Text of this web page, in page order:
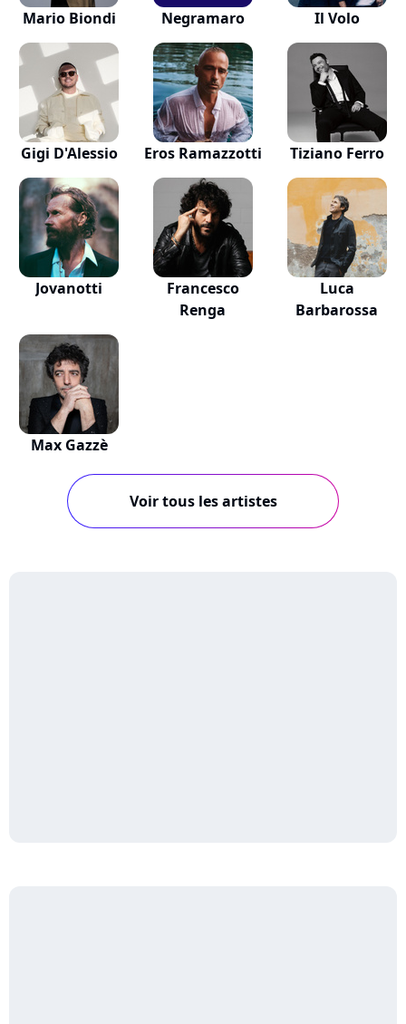
Mario Biondi Negramaro Il Volo
Gigi D'Alessio Eros Ramazzotti Tiziano Ferro
Jovanotti
Francesco
Renga
Luca
Barbarossa
Max Gazzè
Voir tous les artistes